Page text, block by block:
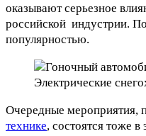
оказывают серьезное
российской индустрии.
популярностью.
Электрические
Очередные мероприятия,
технике, состоятся тоже